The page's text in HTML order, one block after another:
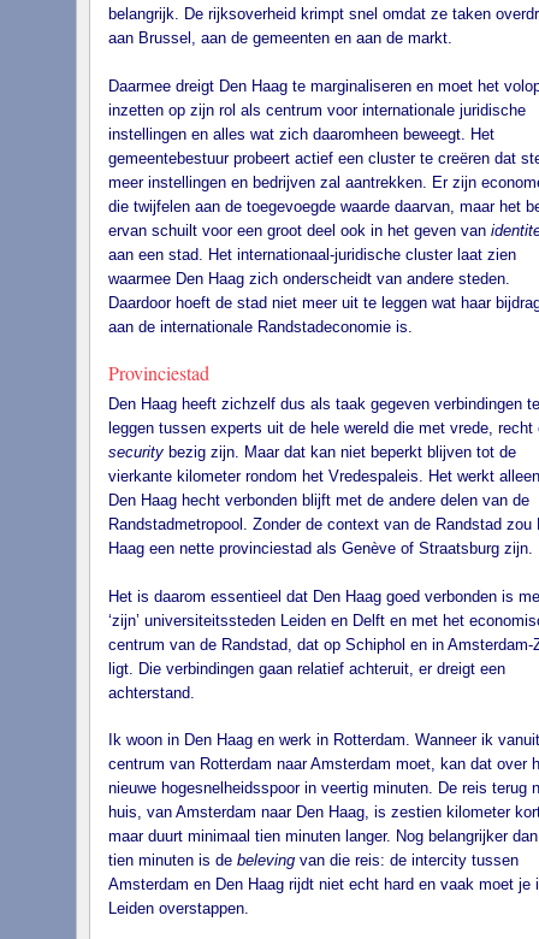
belangrijk. De rijksoverheid krimpt snel omdat ze taken
aan Brussel, aan de gemeenten en aan de markt.
Daarmee dreigt Den Haag te marginaliseren en moet het
inzetten op zijn rol als centrum voor internationale juridische
instellingen en alles wat zich daaromheen beweegt. Het
gemeentebestuur probeert actief een cluster te creëren dat
meer instellingen en bedrijven zal aantrekken. Er zijn
die twijfelen aan de toegevoegde waarde daarvan, maar het
ervan schuilt voor een groot deel ook in het geven van
aan een stad. Het internationaal-juridische cluster laat zien
waarmee Den Haag zich onderscheidt van andere steden.
Daardoor hoeft de stad niet meer uit te leggen wat haar
aan de internationale Randstadeconomie is.
Provinciestad
Den Haag heeft zichzelf dus als taak gegeven verbindingen te
leggen tussen experts uit de hele wereld die met vrede, recht
securitybezig zijn. Maar dat kan niet beperkt blijven tot de
vierkante kilometer rondom het Vredespaleis. Het werkt
Den Haag hecht verbonden blijft met de andere delen van de
Randstadmetropool. Zonder de context van de Randstad zou
Haag een nette provinciestad als Genève of Straatsburg zijn.
Het is daarom essentieel dat Den Haag goed verbonden is
‘zijn’ universiteitssteden Leiden en Delft en met het
centrum van de Randstad, dat op Schiphol en in Amsterdam-
ligt. Die verbindingen gaan relatief achteruit, er dreigt een
achterstand.
Ik woon in Den Haag en werk in Rotterdam. Wanneer ik
centrum van Rotterdam naar Amsterdam moet, kan dat over
nieuwe hogesnelheidsspoor in veertig minuten. De reis terug
huis, van Amsterdam naar Den Haag, is zestien kilometer
maar duurt minimaal tien minuten langer. Nog belangrijker
tien minuten is de belevingvan die reis: de intercity tussen
Amsterdam en Den Haag rijdt niet echt hard en vaak moet je
Leiden overstappen.